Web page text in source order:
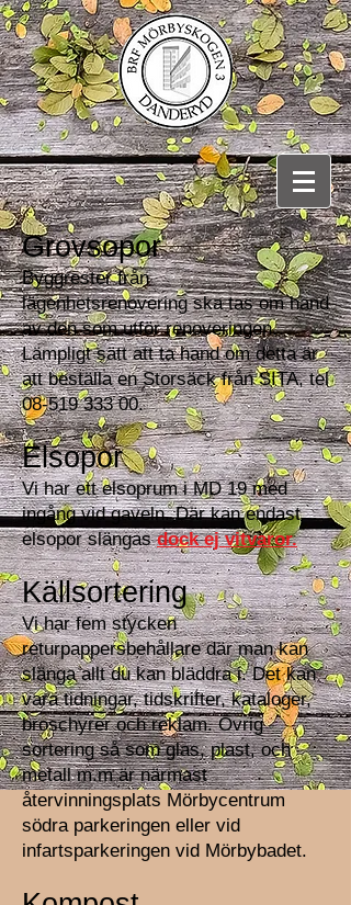
Grovsopor
Byggrester från
lägenhetsrenovering ska tas om hand
av den som utför renoveringen.
Lämpligt sätt att ta hand om detta är
att beställa en Storsäck från SITA, tel
08-519 333 00.
Elsopor
Vi har ett elsoprum i MD 19 med
ingång vid gaveln. Där kan endast
elsopor slängasdock ej vitvaror.
Källsortering
Vi har fem stycken
returpappersbehållare där man kan
slänga allt du kan bläddra i. Det kan
vara tidningar, tidskrifter, kataloger,
broschyrer och reklam. Övrig
sortering så som glas, plast, och
metall m.m är närmast
återvinningsplats Mörbycentrum
södra parkeringen eller vid
infartsparkeringen vid Mörbybadet.